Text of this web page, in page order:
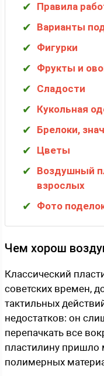
Правила
Варианты
Фигурки
Фрукты и
Сладости
Кукольная
Брелоки,
Цветы
Воздушный
взрослых
Фото
Чем хорош
Классический
советских времен,
тактильных
недостатков: он
перепачкать все
пластилину
полимерных